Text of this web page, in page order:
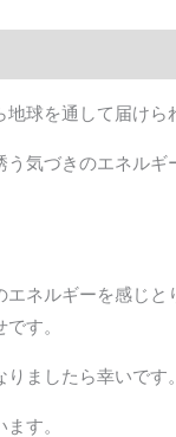
球を通して届けら
気づきのエネルギ
ネルギーを感じと
す。
ましたら幸いです。
す。